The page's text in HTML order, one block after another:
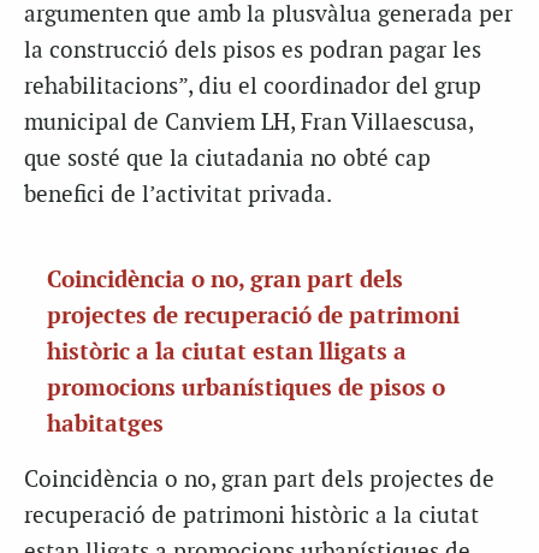
argumenten que amb la plusvàlua generada per
la construcció dels pisos es podran pagar les
rehabilitacions”, diu el coordinador del grup
municipal de Canviem LH, Fran Villaescusa,
que sosté que la ciutadania no obté cap
benefici de l’activitat privada.
Coincidència o no, gran part dels
projectes de recuperació de patrimoni
històric a la ciutat estan lligats a
promocions urbanístiques de pisos o
habitatges
Coincidència o no, gran part dels projectes de
recuperació de patrimoni històric a la ciutat